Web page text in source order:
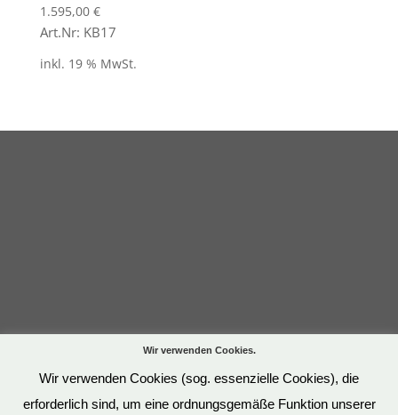
von 5
1.595,00 €
Art.Nr: KB17
inkl. 19 % MwSt.
Wir verwenden Cookies.
Wir verwenden Cookies (sog. essenzielle Cookies), die
erforderlich sind, um eine ordnungsgemäße Funktion unserer